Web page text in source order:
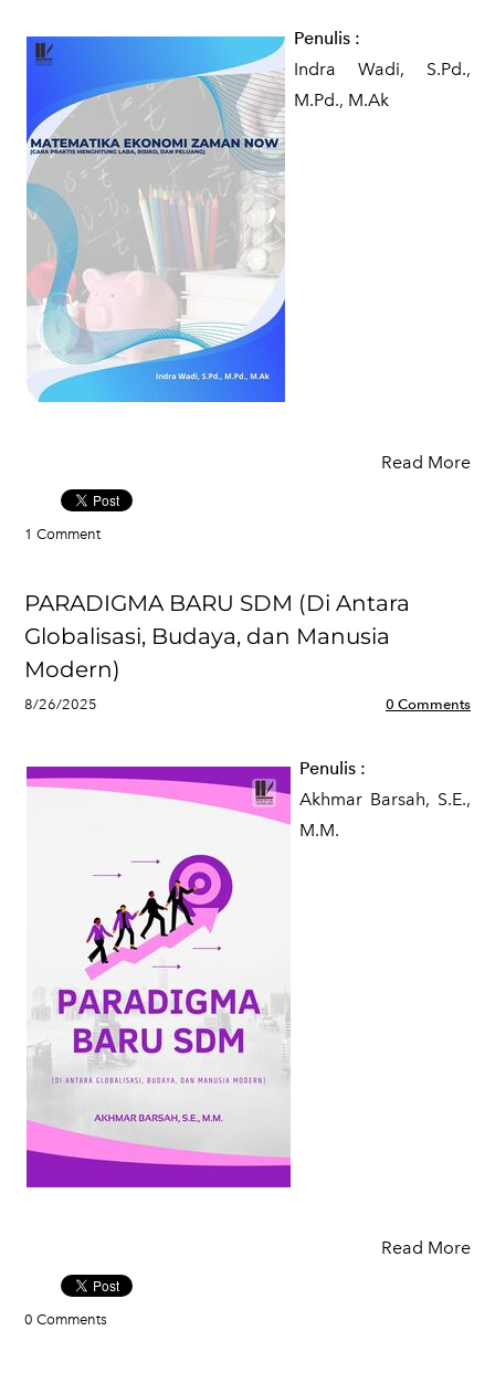
Penulis :
Indra Wadi, S.Pd.,
M.Pd., M.Ak
Read More
1 Comment
PARADIGMA BARU SDM (Di Antara
Globalisasi, Budaya, dan Manusia
Modern)
8/26/2025 0 Comments
Penulis :
Akhmar Barsah, S.E.,
M.M.
Read More
0 Comments